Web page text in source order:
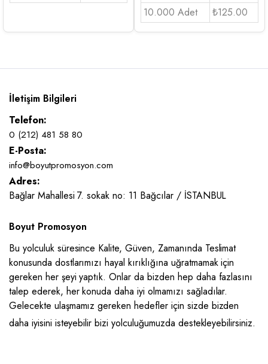
10.000 Adet
₺125.00
İletişim Bilgileri
Telefon:
0 (212) 481 58 80
E-Posta:
info@boyutpromosyon.com
Adres:
Bağlar Mahallesi 7. sokak no: 11 Bağcılar / İSTANBUL
Boyut Promosyon
Bu yolculuk süresince Kalite, Güven, Zamanında Teslimat
konusunda dostlarımızı hayal kırıklığına uğratmamak için
gereken her şeyi yaptık. Onlar da bizden hep daha fazlasını
talep ederek, her konuda daha iyi olmamızı sağladılar.
Gelecekte ulaşmamız gereken hedefler için sizde bizden
daha iyisini isteyebilir bizi yolculuğumuzda destekleyebilirsiniz.